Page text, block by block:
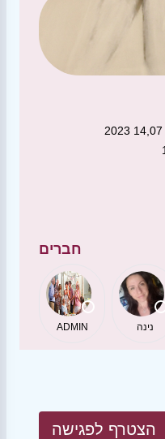
חברים
ADMIN נינה
הצטרף לפגישה